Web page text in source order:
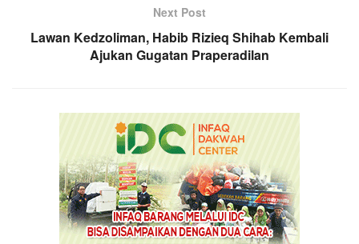
Next Post
Lawan Kedzoliman, Habib Rizieq Shihab Kembali
Ajukan Gugatan Praperadilan